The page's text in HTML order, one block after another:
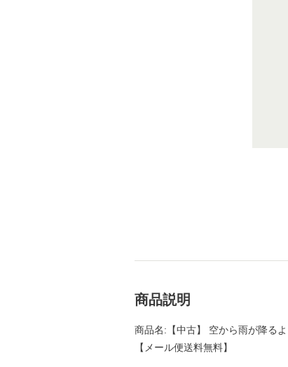
商品説明
商品名:【中古】 空から雨が降る
【メール便送料無料】